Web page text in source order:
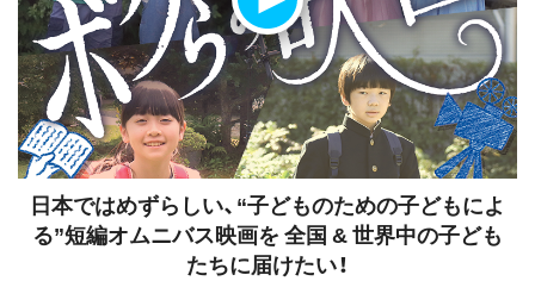
日本ではめずらしい、“子どものための子どもによ
る”短編オムニバス映画を全国 & 世界中の子ども
たちに届けたい！